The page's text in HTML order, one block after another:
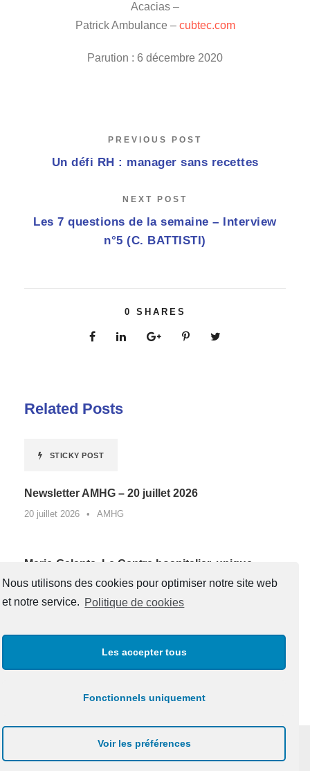
Nous utilisons des cookies pour optimiser notre site web
et notre service. Politique de cookies
Les accepter tous
Fonctionnels uniquement
Voir les préférences
Acacias –
Patrick Ambulance – cubtec.com
Parution : 6 décembre 2020
PREVIOUS POST
Un défi RH : manager sans recettes
NEXT POST
Les 7 questions de la semaine – Interview
n°5 (C. BATTISTI)
0 SHARES
Related Posts
STICKY POST
Newsletter AMHG – 20 juillet 2026
20 juillet 2026 • AMHG
Marie-Galante. Le Centre hospitalier, unique
lauréat de Guadeloupe d’un appel à projets
national contre la sédentarité au travail*
AMHG
« Un père, une boussole pour la vie »